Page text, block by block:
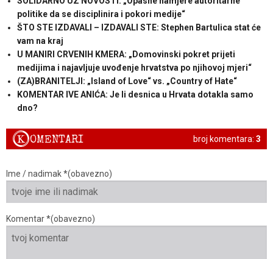
politike da se disciplinira i pokori medije“
ŠTO STE IZDAVALI – IZDAVALI STE: Stephen Bartulica stat će
vam na kraj
U MANIRI CRVENIH KMERA: „Domovinski pokret prijeti
medijima i najavljuje uvođenje hrvatstva po njihovoj mjeri“
(ZA)BRANITELJI: „Island of Love“ vs. „Country of Hate“
KOMENTAR IVE ANIĆA: Je li desnica u Hrvata dotakla samo
dno?
broj komentara: 3
KOMENTARI
Ime / nadimak *(obavezno)
Komentar *(obavezno)